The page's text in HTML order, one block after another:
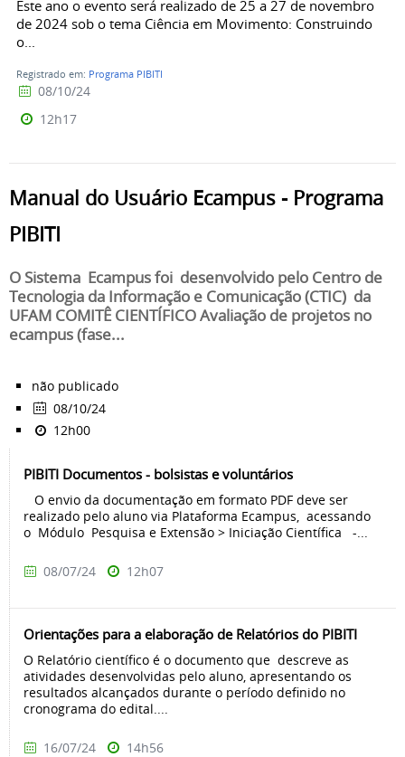
Este ano o evento será realizado de 25 a 27 de novembro
de 2024 sob o tema Ciência em Movimento: Construindo
o...
Registrado em: Programa PIBITI
08/10/24
12h17
Manual do Usuário Ecampus - Programa
PIBITI
O Sistema Ecampus foi desenvolvido pelo Centro de
Tecnologia da Informação e Comunicação (CTIC) da
UFAM COMITÊ CIENTÍFICO Avaliação de projetos no
ecampus (fase...
não publicado
08/10/24
12h00
PIBITI Documentos - bolsistas e voluntários
O envio da documentação em formato PDF deve ser
realizado pelo aluno via Plataforma Ecampus, acessando
o Módulo Pesquisa e Extensão > Iniciação Científica -...
08/07/24 12h07
Orientações para a elaboração de Relatórios do PIBITI
O Relatório científico é o documento que descreve as
atividades desenvolvidas pelo aluno, apresentando os
resultados alcançados durante o período definido no
cronograma do edital....
16/07/24 14h56